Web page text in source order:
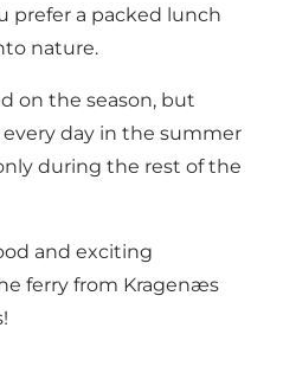
prefer a packed lunch
nature.
on the season, but
day in the summer
during the rest of the
and exciting
ferry from Kragenæs